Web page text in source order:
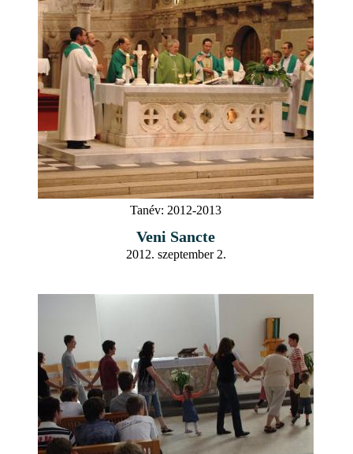
Tanév: 2012-2013
Veni Sancte
2012. szeptember 2.